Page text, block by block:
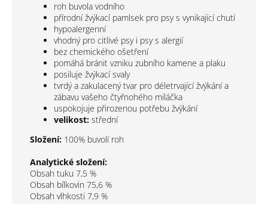
roh buvola vodního
přírodní žvýkací pamlsek pro psy s vynikající chutí
hypoalergenní
vhodný pro citlivé psy i psy s alergií
bez chemického ošetření
pomáhá bránit vzniku zubního kamene a plaku
posiluje žvýkací svaly
tvrdý a zakulacený tvar pro déletrvající žvýkání a
zábavu vašeho čtyřnohého miláčka
uspokojuje přirozenou potřebu žvýkání
velikost: střední
Složení: 100% buvolí roh
Analytické složení:
Obsah tuku 7,5 %
Obsah bílkovin 75,6 %
Obsah vlhkosti 7,9 %